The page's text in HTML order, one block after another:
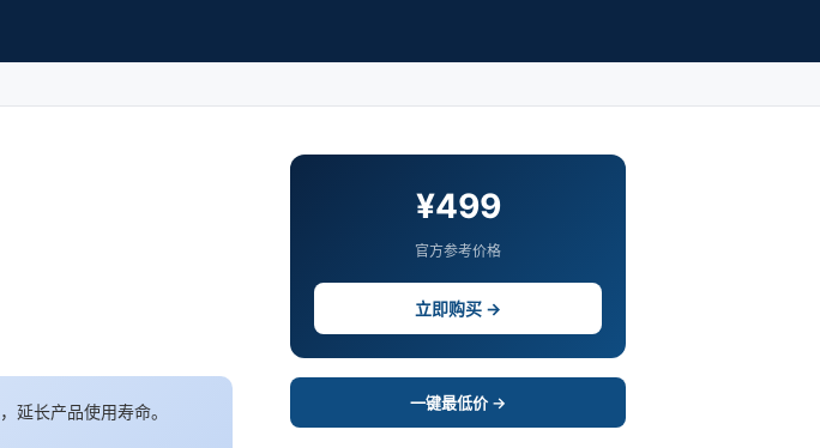
延长产品使用寿命。
¥499
官方参考价格
立即购买 →
一键最低价 →